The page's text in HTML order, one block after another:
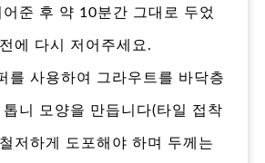
준 후 약 10분간 그대로 두었
에 다시 저어주세요.
를 사용하여 그라우트를 바닥층
니 모양을 만듭니다(타일 접착
저하게 도포해야 하며 두께는